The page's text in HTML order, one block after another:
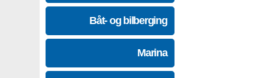
Båt- og bilberging
Marina